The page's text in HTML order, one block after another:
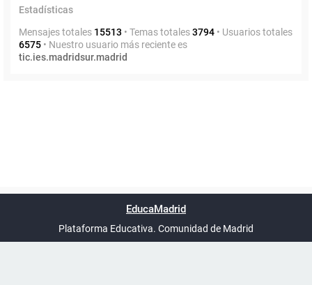
Estadísticas
Mensajes totales 15513 • Temas totales3794 • Usuarios totales
6575 • Nuestro usuario más reciente es
tic.ies.madridsur.madrid
UTC+02:00
phpBB España
EducaMadrid
Plataforma Educativa. Comunidad de Madrid